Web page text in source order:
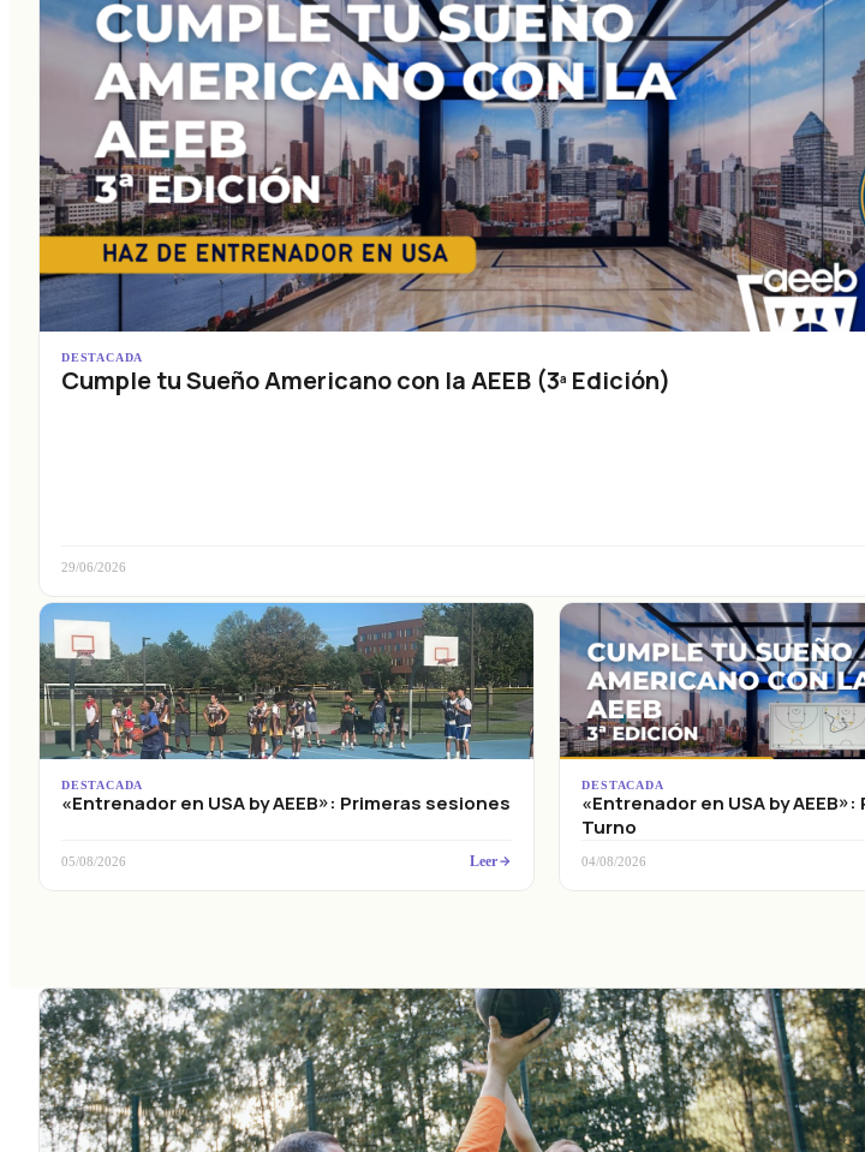
DESTACADA
Cumple tu Sueño Americano con la AEEB (3ª Edición)
29/06/2026
DESTACADA
«Entrenador en USA by AEEB»: Primeras sesiones
05/08/2026 Leer
DESTACADA
«Entrenador en USA by
Turno
04/08/2026